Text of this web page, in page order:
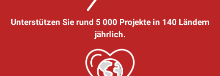
Unterstützen Sie rund 5 000 Projekte in 140 Ländern
jährlich.